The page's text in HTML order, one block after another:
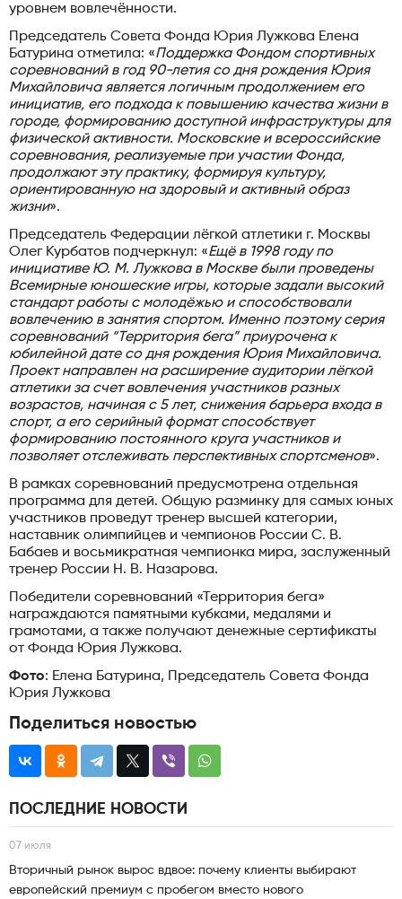
уровнем вовлечённости.
Председатель Совета Фонда Юрия Лужкова Елена
Батурина отметила: «Поддержка Фондом спортивных
соревнований в год 90-летия со дня рождения Юрия
Михайловича является логичным продолжением его
инициатив, его подхода к повышению качества жизни в
городе, формированию доступной инфраструктуры для
физической активности. Московские и всероссийские
соревнования, реализуемые при участии Фонда,
продолжают эту практику, формируя культуру,
ориентированную на здоровый и активный образ
жизни».
Председатель Федерации лёгкой атлетики г. Москвы
Олег Курбатов подчеркнул: «Ещё в 1998 году по
инициативе Ю. М. Лужкова в Москве были проведены
Всемирные юношеские игры, которые задали высокий
стандарт работы с молодёжью и способствовали
вовлечению в занятия спортом. Именно поэтому серия
соревнований “Территория бега” приурочена к
юбилейной дате со дня рождения Юрия Михайловича.
Проект направлен на расширение аудитории лёгкой
атлетики за счет вовлечения участников разных
возрастов, начиная с 5 лет, снижения барьера входа в
спорт, а его серийный формат способствует
формированию постоянного круга участников и
позволяет отслеживать перспективных спортсменов».
В рамках соревнований предусмотрена отдельная
программа для детей. Общую разминку для самых юных
участников проведут тренер высшей категории,
наставник олимпийцев и чемпионов России С. В.
Бабаев и восьмикратная чемпионка мира, заслуженный
тренер России Н. В. Назарова.
Победители соревнований «Территория бега»
награждаются памятными кубками, медалями и
грамотами, а также получают денежные сертификаты
от Фонда Юрия Лужкова.
Фото: Елена Батурина, Председатель Совета Фонда
Юрия Лужкова
Поделиться новостью
ПОСЛЕДНИЕ НОВОСТИ
07 июля
Вторичный рынок вырос вдвое: почему клиенты выбирают
европейский премиум с пробегом вместо нового